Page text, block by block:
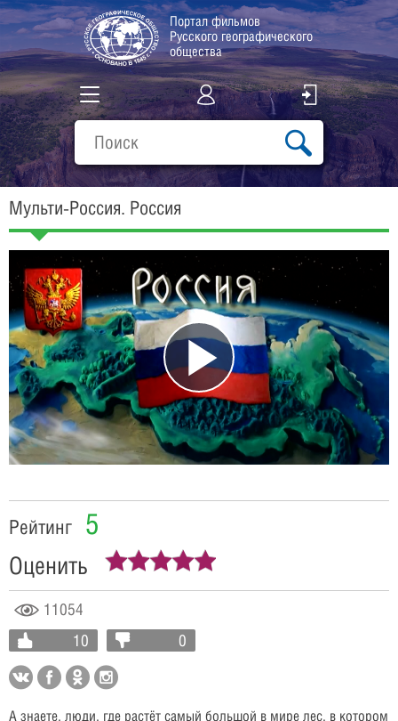
Портал фильмов
Русского географического
общества
Все фильмы
Подборки
О проекте
Мульти-Россия. Россия
Play
Video
11054
10
0
Рейтинг 5
Оценить
А знаете, люди, где растёт самый большой в мире лес, в котором